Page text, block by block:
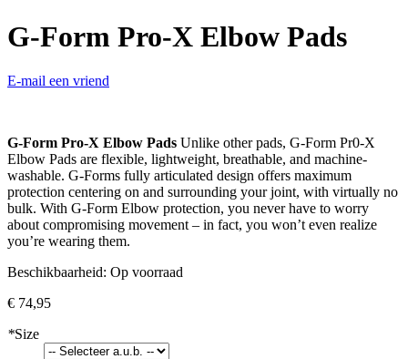
G-Form Pro-X Elbow Pads
E-mail een vriend
G-Form Pro-X Elbow Pads Unlike other pads, G-Form Pr0-X
Elbow Pads are flexible, lightweight, breathable, and machine-
washable. G-Forms fully articulated design offers maximum
protection centering on and surrounding your joint, with virtually no
bulk. With G-Form Elbow protection, you never have to worry
about compromising movement – in fact, you won’t even realize
you’re wearing them.
Beschikbaarheid: Op voorraad
€ 74,95
*Size